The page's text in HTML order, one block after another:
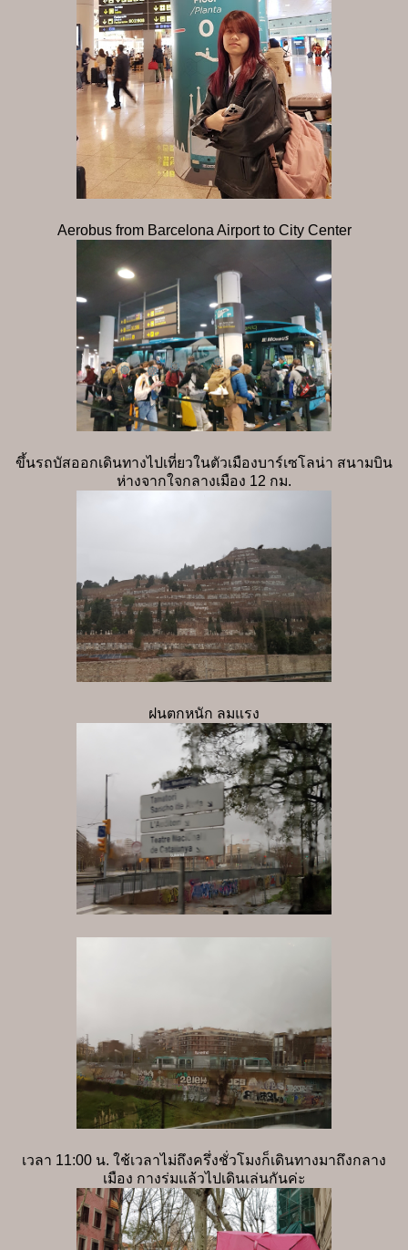
Aerobus from Barcelona Airport to City Center
ขึ้นรถบัสออกเดินทางไปเที่ยวในตัวเมืองบาร์เซโลน่า สนามบิน
ห่างจากใจกลางเมือง 12 กม.
ฝนตกหนัก ลมแรง
เวลา 11:00 น. ใช้เวลาไม่ถึงครึ่งชั่วโมงก็เดินทางมาถึงกลาง
เมือง กางร่มแล้วไปเดินเล่นกันค่ะ